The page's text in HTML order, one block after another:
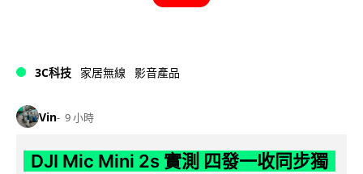
3C科技 家居無線 影音產品
Vin 9 小時
DJI Mic Mini 2s 實測 四發一收同步獨